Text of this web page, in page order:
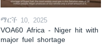
ማርች 10, 2025
VOA60 Africa - Niger hit with
major fuel shortage